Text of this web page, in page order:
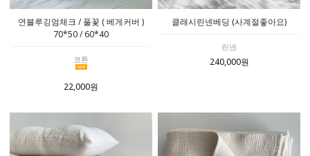
연블루깅엄체크 / 풀꽃 ( 베게커버 )
70*50 / 60*40
코튼
22,000원
클래시린넨베딩 (사계절좋아요)
린넨
240,000원